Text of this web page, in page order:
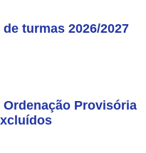
turmas 2026/2027
Provisória